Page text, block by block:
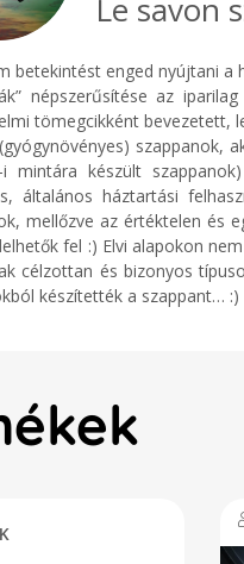
Le savon
betekintést enged nyújtani
népszerűsítése az
tömegcikként bevezetett,
szappanok,
i mintára készült
általános háztartási
mellőzve az értéktelen és
fel :) Elvi alapokon
célzottan és bizonyos
készítették a szappant… :)